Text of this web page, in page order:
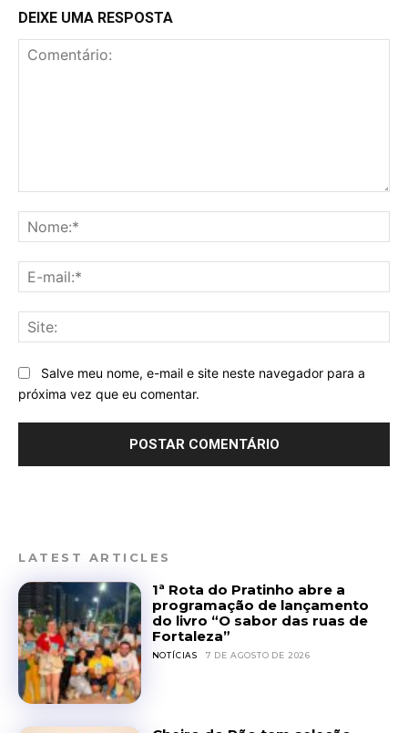
DEIXE UMA RESPOSTA
Salve meu nome, e-mail e site neste navegador para a
próxima vez que eu comentar.
LATEST ARTICLES
1ª Rota do Pratinho abre a
programação de lançamento
do livro “O sabor das ruas de
Fortaleza”
NOTÍCIAS 7 DE AGOSTO DE 2026